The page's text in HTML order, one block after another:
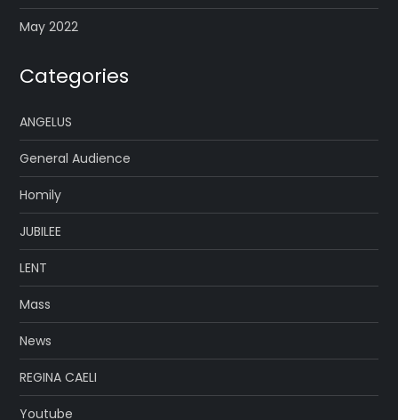
May 2022
Categories
ANGELUS
General Audience
Homily
JUBILEE
LENT
Mass
News
REGINA CAELI
Youtube